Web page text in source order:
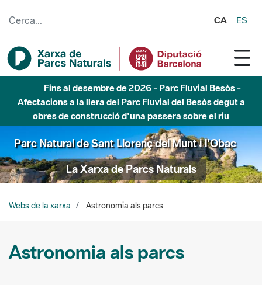
CA ES
Fins al desembre de 2026 - Parc Fluvial Besòs -
Afectacions a la llera del Parc Fluvial del Besòs degut a
obres de construcció d'una passera sobre el riu
Parc Natural de Sant Llorenç del Munt i l'Obac
La Xarxa de Parcs Naturals
Webs de la xarxa Astronomia als parcs
Astronomia als parcs